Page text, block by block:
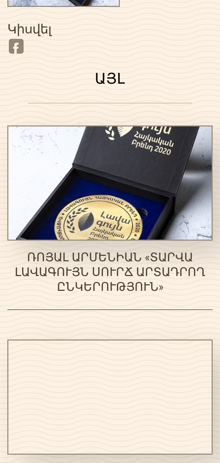
Կիսվել
ԱՅԼ
ՌՈՅԱԼ ԱՐՄԵՆԻԱՆ «ՏԱՐՎԱ
ԼԱՎԱԳՈՒՅՆ ՍՈՒՐՃ ԱՐՏԱԴՐՈՂ
ԸՆԿԵՐՈՒԹՅՈՒՆ»